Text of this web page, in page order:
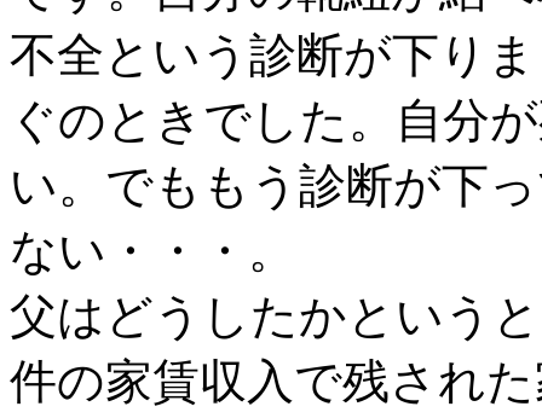
不全という診断が下り
ぐのときでした。自分
い。でももう診断が下
ない・・・。
父はどうしたかという
件の家賃収入で残され